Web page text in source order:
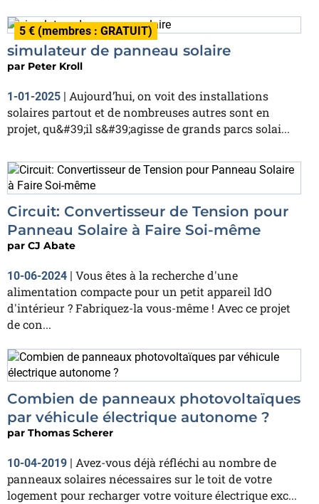
5 € (membres : GRATUIT)
simulateur de panneau solaire
par Peter Kroll
1-01-2025
Aujourd’hui, on voit des installations
solaires partout et de nombreuses autres sont en
projet, qu&#39;il s&#39;agisse de grands parcs solai...
Circuit: Convertisseur de Tension pour
Panneau Solaire à Faire Soi-même
par CJ Abate
10-06-2024
Vous êtes à la recherche d'une
alimentation compacte pour un petit appareil IdO
d'intérieur ? Fabriquez-la vous-même ! Avec ce projet
de con...
Combien de panneaux photovoltaïques
par véhicule électrique autonome ?
par Thomas Scherer
10-04-2019
Avez-vous déjà réfléchi au nombre de
panneaux solaires nécessaires sur le toit de votre
logement pour recharger votre voiture électrique exc...